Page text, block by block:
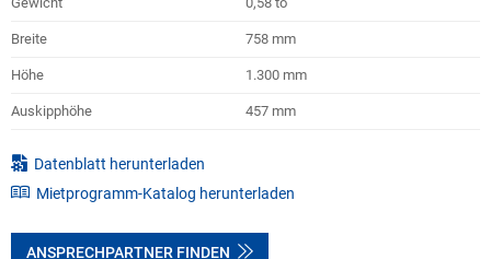
Breite 758 mm
Höhe 1.300 mm
Auskipphöhe 457 mm
Datenblatt herunterladen
Mietprogramm-Katalog herunterladen
ANSPRECHPARTNER FINDEN